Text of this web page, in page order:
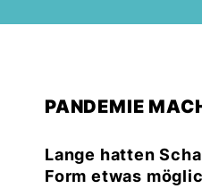
PANDEMIE
Lange hatten
Form etwas